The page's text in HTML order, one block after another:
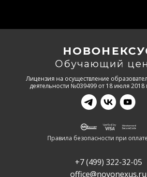
Обучающий
Лицензия на осуществление
деятельности №039499 от 18 июля 2018
Правила безопасности при
+7 (499) 322-32-05
office@novonexus.ru